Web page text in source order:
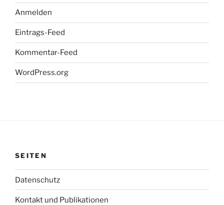
Anmelden
Eintrags-Feed
Kommentar-Feed
WordPress.org
SEITEN
Datenschutz
Kontakt und Publikationen